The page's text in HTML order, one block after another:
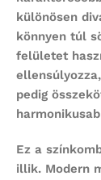
különösen
könnyen túl
felületet
pedig
Ez a
illik. Modern